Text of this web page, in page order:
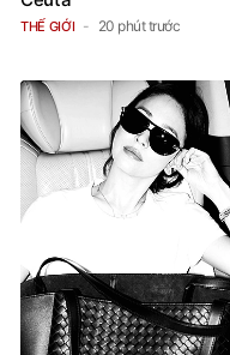
THẾ GIỚI 20 phút trước